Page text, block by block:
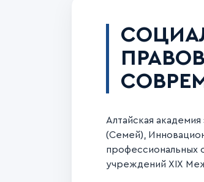
Алтайская
(Семей),
профессиональных
учреждений ХΙХ